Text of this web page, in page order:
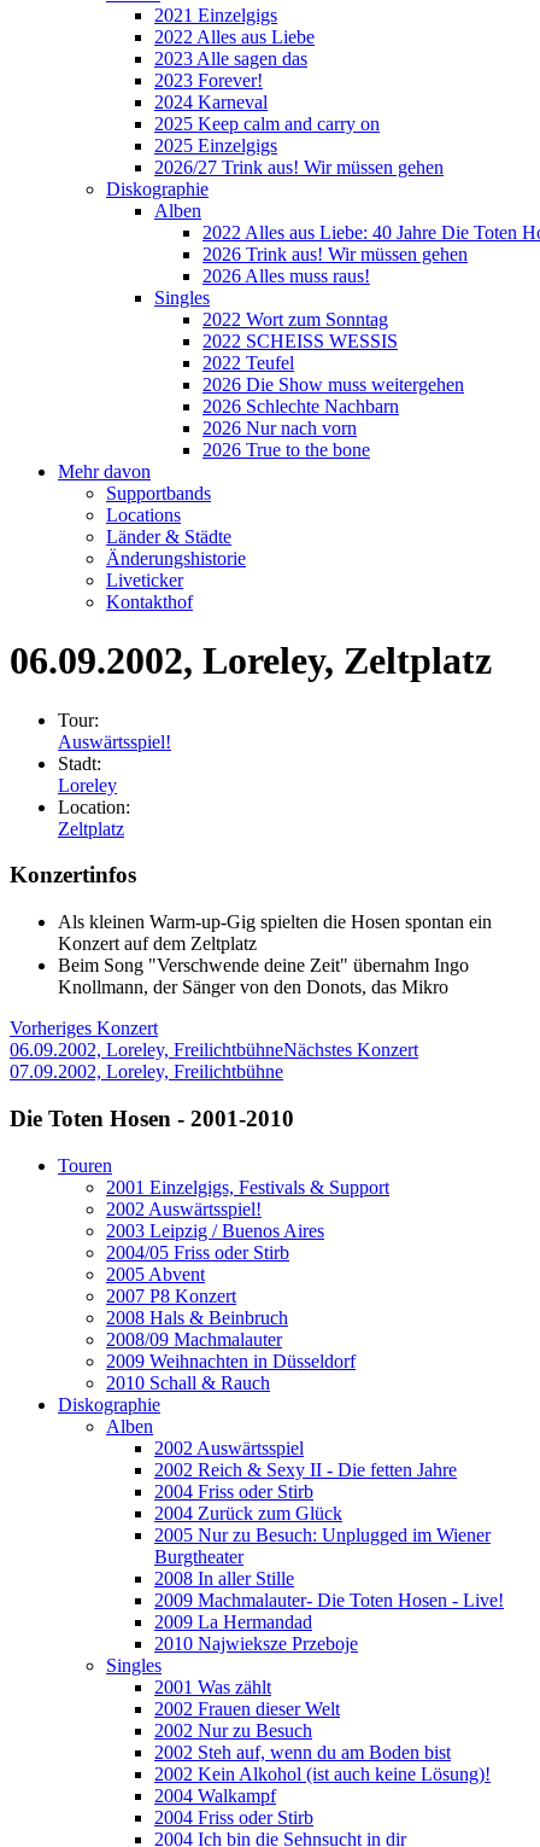
2021 Einzelgigs
2022 Alles aus Liebe
2023 Alle sagen das
2023 Forever!
2024 Karneval
2025 Keep calm and carry on
2025 Einzelgigs
2026/27 Trink aus! Wir müssen gehen
Diskographie
Alben
2022 Alles aus Liebe: 40 Jahre Die Toten
2026 Trink aus! Wir müssen gehen
2026 Alles muss raus!
Singles
2022 Wort zum Sonntag
2022 SCHEISS WESSIS
2022 Teufel
2026 Die Show muss weitergehen
2026 Schlechte Nachbarn
2026 Nur nach vorn
2026 True to the bone
Mehr davon
Supportbands
Locations
Länder & Städte
Änderungshistorie
Liveticker
Kontakthof
06.09.2002, Loreley, Zeltplatz
Tour:
Auswärtsspiel!
Stadt:
Loreley
Location:
Zeltplatz
Konzertinfos
Als kleinen Warm-up-Gig spielten die Hosen spontan ein
Konzert auf dem Zeltplatz
Beim Song "Verschwende deine Zeit" übernahm Ingo
Knollmann, der Sänger von den Donots, das Mikro
Vorheriges Konzert
06.09.2002, Loreley, FreilichtbühneNächstes Konzert
07.09.2002, Loreley, Freilichtbühne
Die Toten Hosen - 2001-2010
Touren
2001 Einzelgigs, Festivals & Support
2002 Auswärtsspiel!
2003 Leipzig / Buenos Aires
2004/05 Friss oder Stirb
2005 Abvent
2007 P8 Konzert
2008 Hals & Beinbruch
2008/09 Machmalauter
2009 Weihnachten in Düsseldorf
2010 Schall & Rauch
Diskographie
Alben
2002 Auswärtsspiel
2002 Reich & Sexy II - Die fetten Jahre
2004 Friss oder Stirb
2004 Zurück zum Glück
2005 Nur zu Besuch: Unplugged im Wiener
Burgtheater
2008 In aller Stille
2009 Machmalauter- Die Toten Hosen - Live!
2009 La Hermandad
2010 Najwieksze Przeboje
Singles
2001 Was zählt
2002 Frauen dieser Welt
2002 Nur zu Besuch
2002 Steh auf, wenn du am Boden bist
2002 Kein Alkohol (ist auch keine Lösung)!
2004 Walkampf
2004 Friss oder Stirb
2004 Ich bin die Sehnsucht in dir